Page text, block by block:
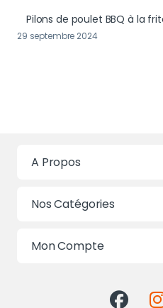
Pilons de poulet BBQ à la
29 septembre 2024
A Propos
Nos Catégories
Mon Compte